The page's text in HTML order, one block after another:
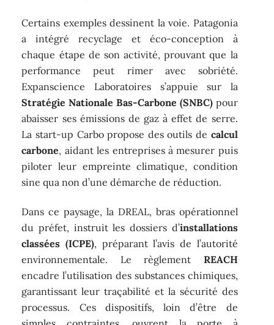
Certains exemples dessinent la voie. Patagonia
a intégré recyclage et éco-conception à
chaque étape de son activité, prouvant que la
performance peut rimer avec sobriété.
Expanscience Laboratoires s’appuie sur la
Stratégie Nationale Bas-Carbone (SNBC)pour
abaisser ses émissions de gaz à effet de serre.
La start-up Carbo propose des outils de calcul
carbone, aidant les entreprises à mesurer puis
piloter leur empreinte climatique, condition
sine qua non d’une démarche de réduction.
Dans ce paysage, la DREAL, bras opérationnel
du préfet, instruit les dossiers d’installations
classées (ICPE), préparant l’avis de l’autorité
environnementale. Le règlement REACH
encadre l’utilisation des substances chimiques,
garantissant leur traçabilité et la sécurité des
processus. Ces dispositifs, loin d’être de